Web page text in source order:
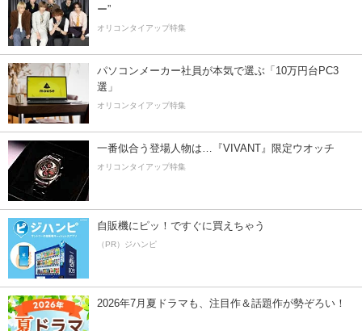
ー”
オリコンタイアップ特集
パソコンメーカー社員が本気で選ぶ「10万円台PC3
選」
オリコンタイアップ特集
一番似合う登場人物は…『VIVANT』限定ウオッチ
オリコンタイアップ特集
自販機にピッ！ですぐに買えちゃう
（PR）ジハンピ
2026年7月夏ドラマも、注目作＆話題作が勢ぞろい！